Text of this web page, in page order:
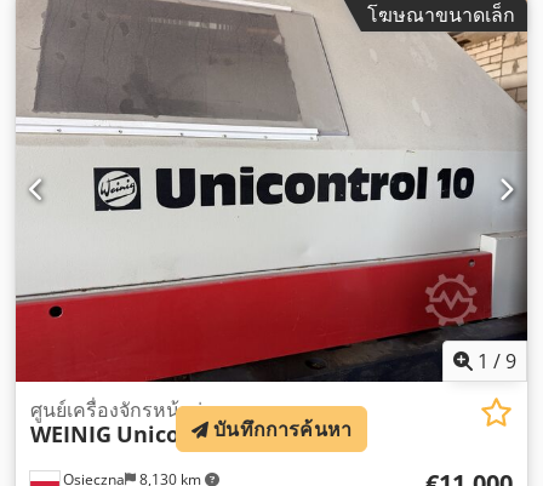
โฆษณาขนาดเล็ก
1 /9
Osieczna 8,130 km
ศูนย์เครื่องจักรหน้าต่างมุม
WEINIG Unicontrol 10บันทึกการค้นหา